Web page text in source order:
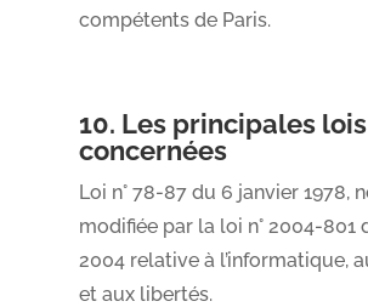
compétents de Paris.
10. Les principales lois
concernées
Loi n° 78-87 du 6 janvier 1978,
modifiée par la loi n° 2004-801
2004 relative à l’informatique,
et aux libertés.